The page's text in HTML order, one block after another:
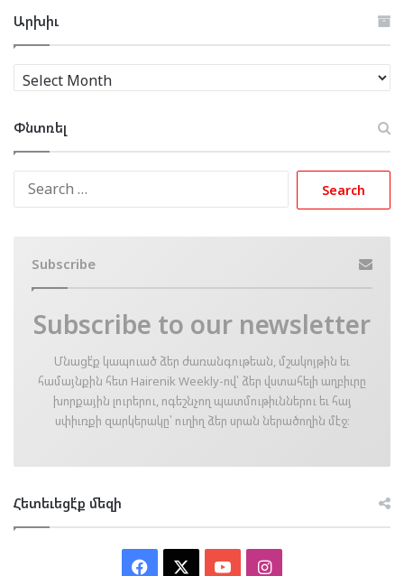
Արխիւ
Արխիւ
Փնտռել
Subscribe
Subscribe to our newsletter
Մնացէ՛ք կապուած ձեր ժառանգութեան, մշակոյթին եւ
համայնքին հետ Hairenik Weekly-ով՝ ձեր վստահելի աղբիւրը
խորքային լուրերու, ոգեշնչող պատմութիւններու եւ հայ
սփիւռքի զարկերակը՝ ուղիղ ձեր սրան ներածողին մէջ։
Հետեւեցէ՛ք մեզի
Facebook YouTubeInstagram